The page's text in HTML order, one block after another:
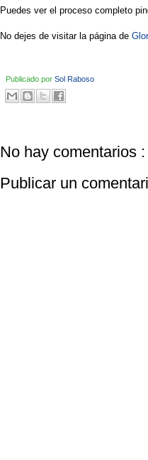
Puedes ver el proceso completo
No dejes de visitar la página de
Publicado por Sol Raboso
No hay comentarios :
Publicar un